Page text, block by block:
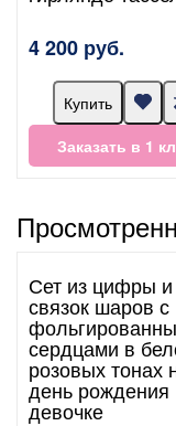
4 200 руб.
Купить
Заказать в 1
Сет из цифры и
связок шаров с
сердцами в
розовых тонах
день рождения
девочке